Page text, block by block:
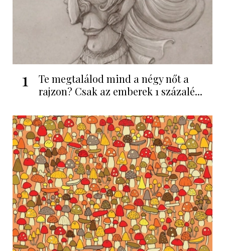
1
Te megtalálod mind a négy nőt a
rajzon? Csak az emberek 1 százalé...